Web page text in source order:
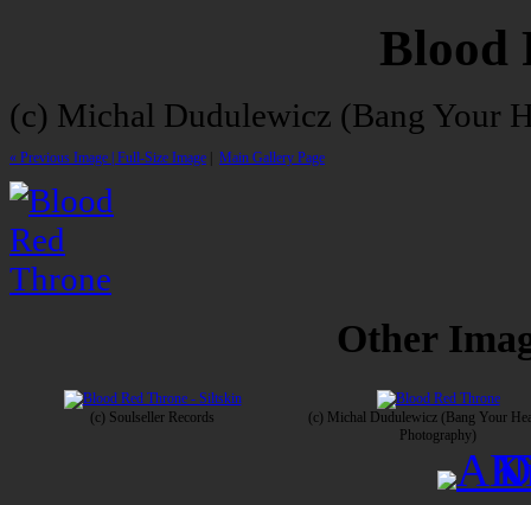
Blood
(c) Michal Dudulewicz (Bang Your
« Previous Image | Full-Size Image Main Gallery Page
Other
(c) Soulseller Records
(c) Michal Dudulewicz (Bang Your
Photography)